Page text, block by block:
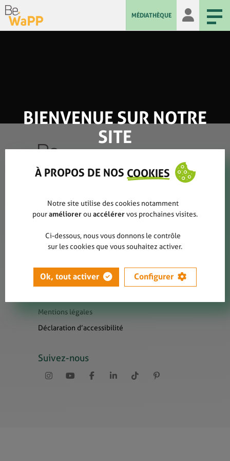
MÉDIATHÈQUE
Qui sommes-nous ?
Rapports annuels
Contact
Presse
Liens utiles
Mentions légales
Déclaration d’accessibilité
Suivez-nous
BIENVENUE SUR NOTRE
SITE
À PROPOS DE NOS COOKIES
Notre site utilise des cookies notamment
pouraméliorerou accélérervos prochaines visites.
Ci-dessous, nous vous donnons le contrôle
sur les cookies que vous souhaitez activer.
Ok, tout activer Configurer